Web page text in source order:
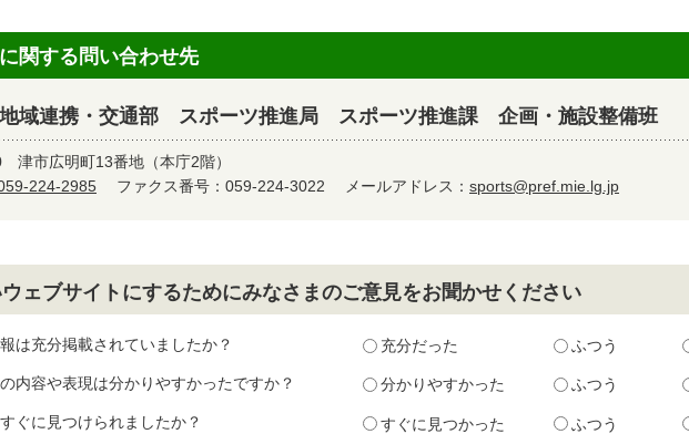
関する問い合わせ先
域連携・交通部 スポーツ推進局 スポーツ推進課 企画・施設整備班
津市広明町13番地（本庁2階）
224-2985 ファクス番号：059-224-3022 メールアドレス： sports@pref.mie.lg.jp
ェブサイトにするためにみなさまのご意見をお聞かせください
は充分掲載されていましたか？ 充分だった ふつう
内容や表現は分かりやすかったですか？ 分かりやすかった ふつう
ぐに見つけられましたか？ すぐに見つかった ふつう